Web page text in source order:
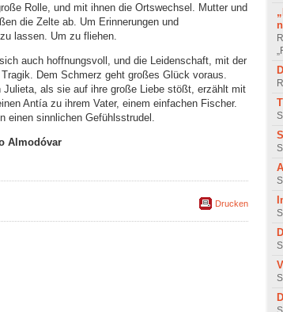
Rolle, und mit ihnen die Ortswechsel. Mutter und
die Zelte ab. Um Erinnerungen und
lassen. Um zu fliehen.
auch hoffnungsvoll, und die Leidenschaft, mit der
Dem Schmerz geht großes Glück voraus.
als sie auf ihre große Liebe stößt, erzählt mit
Antía zu ihrem Vater, einem einfachen Fischer.
einen sinnlichen Gefühlsstrudel.
Almodóvar
Drucken